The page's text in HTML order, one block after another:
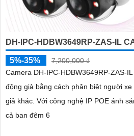
DH-IPC-HDBW3649RP-ZAS-IL
5%-35%
7,200,000 ₫
Camera DH-IPC-HDBW3649RP-ZAS-
động giả bằng cách phân biệt người
giả khác. Với công nghệ IP POE ánh sáng kép cho hình ảnh đẹp
cả ban đêm 6